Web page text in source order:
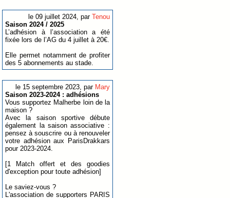
le 09 juillet 2024, par Tenou
Saison 2024 / 2025
L’adhésion à l’association a été
fixée lors de l’AG du 4 juillet à 20€.
Elle permet notamment de profiter
des 5 abonnements au stade.
le 15 septembre 2023, par Mary
Saison 2023-2024 : adhésions
Vous supportez Malherbe loin de la
maison ?
Avec la saison sportive débute
également la saison associative :
pensez à souscrire ou à renouveler
votre adhésion aux ParisDrakkars
pour 2023-2024.
[1 Match offert et des goodies
d'exception pour toute adhésion]
Le saviez-vous ?
L'association de supporters PARIS